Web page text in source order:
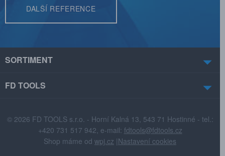
DALŠÍ REFERENCE
SORTIMENT
FD TOOLS
© 2026 FD TOOLS s.r.o. - Horní Kalná 13, 543 71 Hostinné - tel.:
+420 731 517 942, e-mail: fdtools@fdtools.cz
Shop máme od wpj.cz |Nastavení cookies